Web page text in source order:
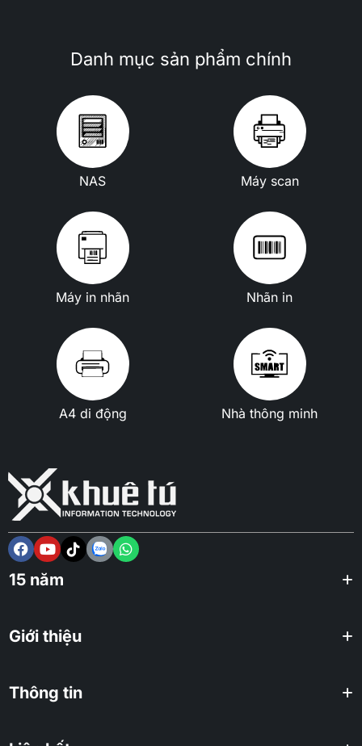
Danh mục sản phẩm chính
NAS Máy scan
Máy in nhãn Nhãn in
A4 di động Nhà thông minh
15 năm
Giới thiệu
Thông tin